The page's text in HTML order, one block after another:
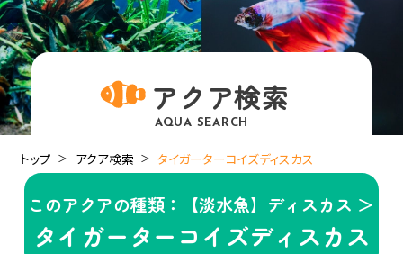
アクア検索
AQUA SEARCH
トップ アクア検索 タイガーターコイズディスカス
このアクアの種類：【淡水魚】ディスカス ＞
タイガーターコイズディスカス